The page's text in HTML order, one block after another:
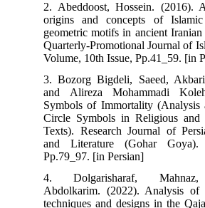
2. Abeddoost, Hossein.
origins and concepts of
geometric motifs in
Quarterly-Promotional
Volume, 10th Issue,
3. Bozorg Bigdeli,
and Alireza
Symbols of Immortality
Circle Symbols in
Texts). Research
and Literature
Pp.79_97. [in Persian]
4. Dolgarisharaf,
Abdolkarim. (2022).
techniques and designs